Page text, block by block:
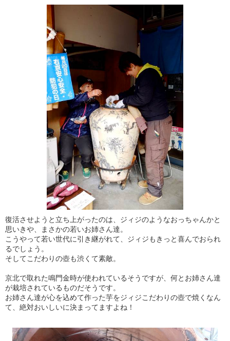
復活させようと立ち上がったのは、ジィジのようなおっちゃんかと
思いきや、まさかの若いお姉さん達。
こうやって若い世代に引き継がれて、ジィジもきっと喜んでおられ
るでしょう。
そしてこだわりの壺も渋くて素敵。
京北で取れた鳴門金時が使われているそうですが、何とお姉さん達
が栽培されているものだそうです。
お姉さん達が心を込めて作った芋をジィジこだわりの壺で焼くなん
て、絶対おいしいに決まってますよね！